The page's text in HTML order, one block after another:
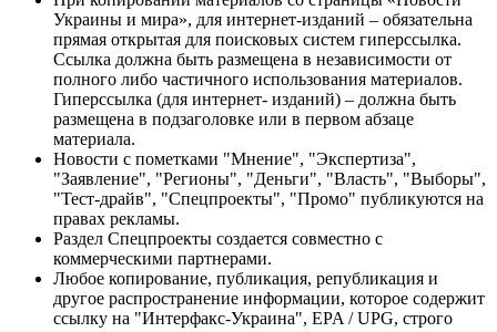
Украины и мира», для интернет-изданий – обязательна
прямая открытая для поисковых систем гиперссылка.
Ссылка должна быть размещена в независимости от
полного либо частичного использования материалов.
Гиперссылка (для интернет- изданий) – должна быть
размещена в подзаголовке или в первом абзаце
материала.
Новости с пометками "Мнение", "Экспертиза",
"Заявление", "Регионы", "Деньги", "Власть", "Выборы",
"Тест-драйв", "Спецпроекты", "Промо" публикуются на
правах рекламы.
Раздел Спецпроекты создается совместно с
коммерческими партнерами.
Любое копирование, публикация, републикация и
другое распространение информации, которое содержит
ссылку на "Интерфакс-Украина", EPA / UPG, строго